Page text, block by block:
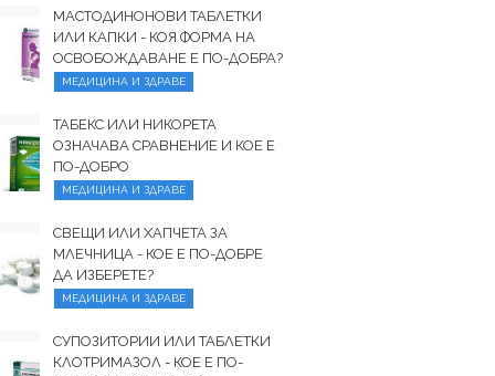
МАСТОДИНОНОВИ ТАБЛЕТКИ
ИЛИ КАПКИ - КОЯ ФОРМА НА
ОСВОБОЖДАВАНЕ Е ПО-ДОБРА?
МЕДИЦИНА И ЗДРАВЕ
ТАБЕКС ИЛИ НИКОРЕТА
ОЗНАЧАВА СРАВНЕНИЕ И КОЕ Е
ПО-ДОБРО
МЕДИЦИНА И ЗДРАВЕ
СВЕЩИ ИЛИ ХАПЧЕТА ЗА
МЛЕЧНИЦА - КОЕ Е ПО-ДОБРЕ
ДА ИЗБЕРЕТЕ?
МЕДИЦИНА И ЗДРАВЕ
СУПОЗИТОРИИ ИЛИ ТАБЛЕТКИ
КЛОТРИМАЗОЛ - КОЕ Е ПО-